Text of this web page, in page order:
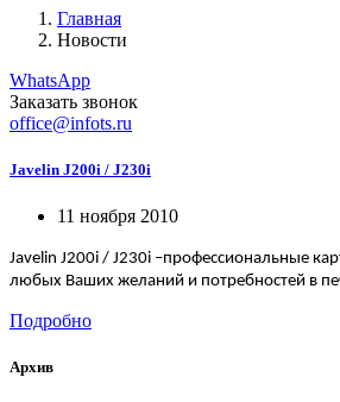
Главная
Новости
WhatsApp
Заказать звонок
office@infots.ru
Javelin J200i / J230i
11 ноября 2010
Javelin J200i / J230i –профессиональные
любых Ваших желаний и потребностей в
Подробно
Архив